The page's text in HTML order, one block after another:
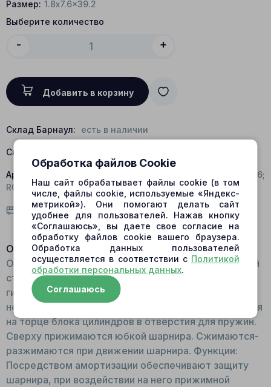
Размер: 1.8x7.6x39.2
Выберите количество
- +
Добавить в корзину
Склад Барнаул: есть в наличии
Склад Центральный:
Артикул:
418-4201; 2903340-1784; XJBN-00944; SP-60086;
R021974; J115140-0-291; 1.131-00131; TG00025
Условия доставки
Описание:
Общий вид: Деталь выполнена из тонкой пружинной
стали и имеет форму спирали. В гидромоторе/
гидронасосе предусмотрено расположение
нескольких штук. Принцип работы: Устанавливаются
на торце блока цилиндров в отверстия для пружин.
Сверху прижимаются юбкой шарнира. Сжимаются-
разжимаются при движении шарнира. Функции:
Посредством амортизации обеспечивают защиту
шарнира, при воздействии на него прижимной
Обработка файлов Cookie
Наш сайт обрабатывает файлы cookie (в том
числе, файлы cookie, используемые «Яндекс-
метрикой»). Они помогают делать сайт
удобнее для пользователей. Нажав кнопку
«Соглашаюсь», вы даете свое согласие на
обработку файлов cookie вашего браузера.
Обработка данных пользователей
осуществляется в соответствии с Политикой
обработки персональных данных.
Соглашаюсь